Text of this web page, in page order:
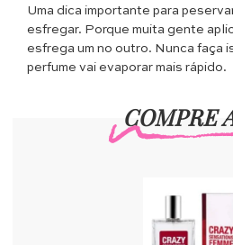
Uma dica importante para
esfregar. Porque muita gente
esfrega um no outro. Nunca faça
perfume vai evaporar mais rápido.
COMPRE